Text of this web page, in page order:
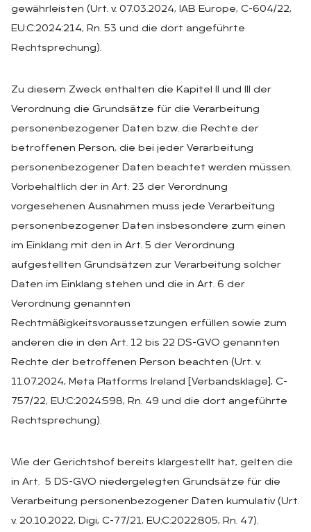
gewährleisten (Urt. v. 07.03.2024, IAB Europe, C-604/22,
EU:C:2024:214, Rn. 53 und die dort angeführte
Rechtsprechung).
Zu diesem Zweck enthalten die Kapitel II und III der
Verordnung die Grundsätze für die Verarbeitung
personenbezogener Daten bzw. die Rechte der
betroffenen Person, die bei jeder Verarbeitung
personenbezogener Daten beachtet werden müssen.
Vorbehaltlich der in Art. 23 der Verordnung
vorgesehenen Ausnahmen muss jede Verarbeitung
personenbezogener Daten insbesondere zum einen
im Einklang mit den in Art. 5 der Verordnung
aufgestellten Grundsätzen zur Verarbeitung solcher
Daten im Einklang stehen und die in Art. 6 der
Verordnung genannten
Rechtmäßigkeitsvoraussetzungen erfüllen sowie zum
anderen die in den Art. 12 bis 22 DS-GVO genannten
Rechte der betroffenen Person beachten (Urt. v.
11.07.2024, Meta Platforms Ireland [Verbandsklage], C-
757/22, EU:C:2024:598, Rn. 49 und die dort angeführte
Rechtsprechung).
Wie der Gerichtshof bereits klargestellt hat, gelten die
in Art. 5 DS-GVO niedergelegten Grundsätze für die
Verarbeitung personenbezogener Daten kumulativ (Urt.
v. 20.10.2022, Digi, C-77/21, EU:C:2022:805, Rn. 47).